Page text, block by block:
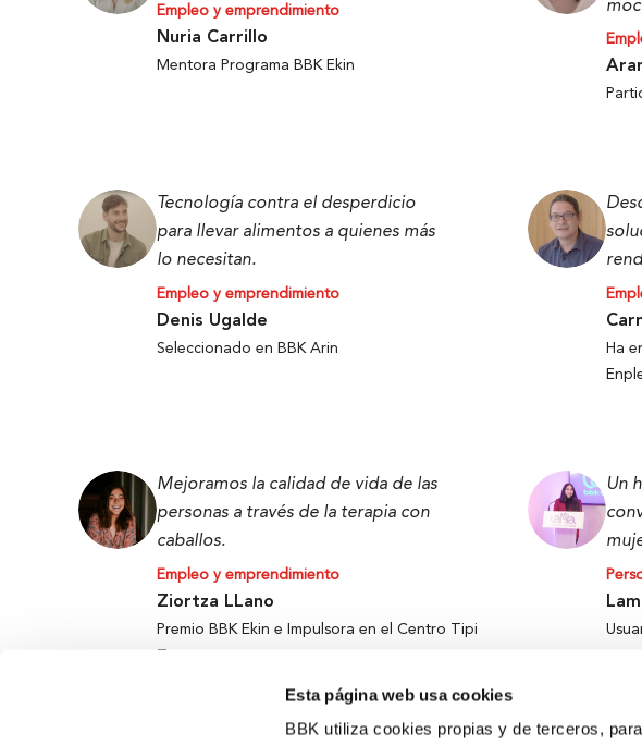
Esta página web usa cookies
BBK utiliza cookies propias y de terceros,
Empleo y emprendimiento
Nuria Carrillo
Mentora Programa BBK Ekin
Tecnología contra el desperdicio
para llevar alimentos a quienes más
lo necesitan.
Empleo y emprendimiento
Denis Ugalde
Seleccionado en BBK Arin
Ha
Mejoramos la calidad de vida de las
personas a través de la terapia con
caballos.
Empleo y emprendimiento
Ziortza LLano
Premio BBK Ekin e Impulsora en el Centro Tipi
Tapa
Un